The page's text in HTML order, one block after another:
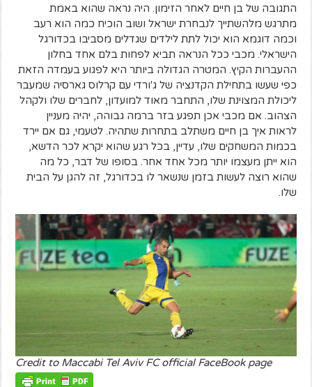
התגובה של בן חיים לאחר הזימון. היה נראה שהוא באמת
מתרגש מלהשתייך לנבחרת ישראל ושוב הוכיח כמה הוא רעב
וכמה דוגמא הוא יכול לתת לילדים שגדלים מסביבו בכדורגל
הישראלי. מכבי ככל הנראה תביא לפחות בלם אחד בחלון
ההעברות הקיץ. המטרה הגדולה ביותר היא לפגוע בעמדה הזאת
כפי שעשו בתחילת הקדנציה של ג'ורדי עם קרלוס גארסיה שמעבר
ליכולת המצוינת שלו, התחבר מאוד למועדון, לחברים שלו ולקהל
הצהוב. אם מכבי אכן תפגע בזר ברמה גבוהה, יהיה מעניין
לראות איך בן חיים משתלב בתחרות שתהיה. לטעמי, גם אם יירד
בכמות המשחקים שלו, עדיין, בכל רגע שהוא יקרא לכר הדשא,
הוא ייתן מעצמו יותר מכל אחד אחר. בסופו של דבר, כל מה
שהוא רוצה לעשות בזמן שנשאר לו בכדורגל, זה להגן על הבית
שלו.
Credit to Maccabi Tel Aviv FC official FaceBook page